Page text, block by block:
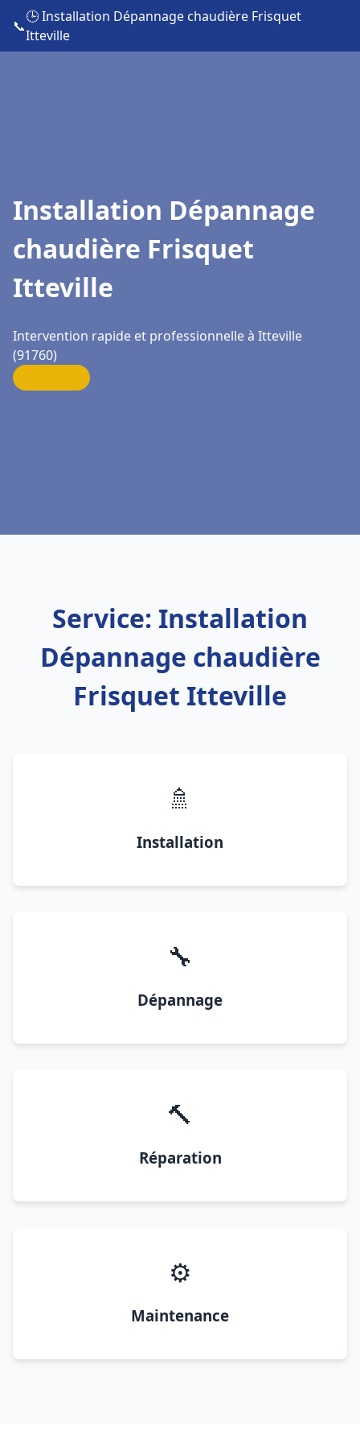
📞
🕒 Installation Dépannage chaudière Frisquet
Itteville
Installation Dépannage
chaudière Frisquet
Itteville
Intervention rapide et professionnelle à Itteville
(91760)
Service: Installation
Dépannage chaudière
Frisquet Itteville
🚿
Installation
🔧
Dépannage
🔨
Réparation
⚙️
Maintenance